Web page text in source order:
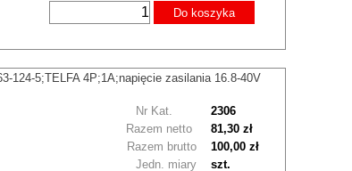
Do koszyka
124-5;TELFA 4P;1A;napięcie zasilania 16.8-40V
Nr Kat. 2306
Razem brutto 100,00 zł
Razem netto 81,30 zł
Jedn. miary szt.